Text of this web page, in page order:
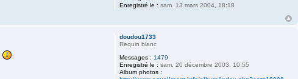
Enregistré le : sam. 13 mars 2004, 18:18
doudou1733
Requin blanc
Messages : 1479
Enregistré le : sam. 20 décembre 2003, 10:55
Album photos :